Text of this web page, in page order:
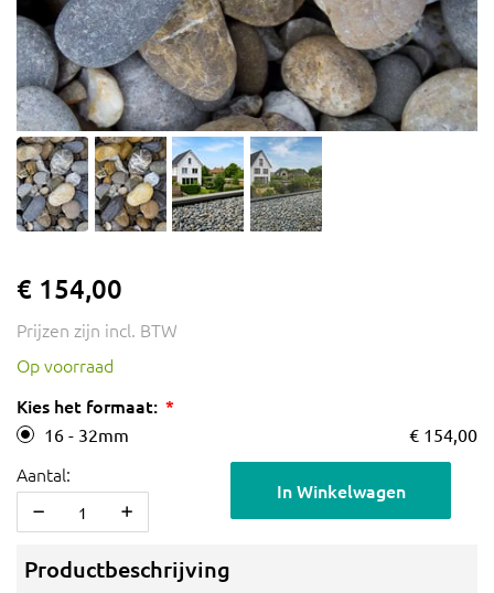
€ 154,00
Prijzen zijn incl. BTW
Op voorraad
Kies het formaat:
16 - 32mm € 154,00
Aantal:
In Winkelwagen
Productbeschrijving